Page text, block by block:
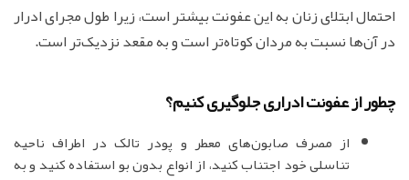
احتمال ابتلای زنان به این عفونت بیشتر است، زیرا طول مجرای ادرار
در آن‌ها نسبت به مردان کوتاه‌تر است و به مقعد نزدیک‌تر است.
چطور از عفونت ادراری جلوگیری کنیم؟
از مصرف صابون‌های معطر و پودر تالک در اطراف ناحیه
تناسلی خود اجتناب کنید، از انواع بدون بو استفاده کنید و به